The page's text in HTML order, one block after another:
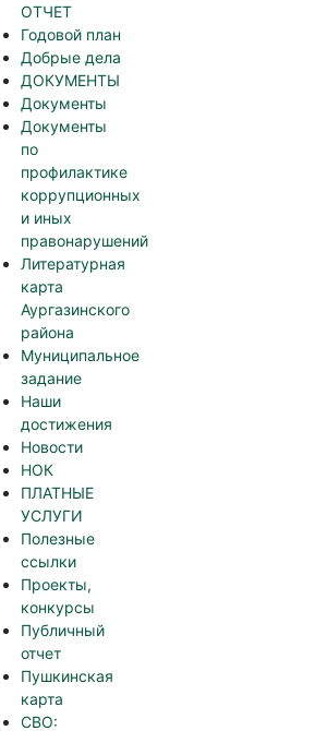
ОТЧЕТ
Годовой план
Добрые дела
ДОКУМЕНТЫ
Документы
Документы
по
профилактике
коррупционных
и иных
правонарушений
Литературная
карта
Аургазинского
района
Муниципальное
задание
Наши
достижения
Новости
НОК
ПЛАТНЫЕ
УСЛУГИ
Полезные
ссылки
Проекты,
конкурсы
Публичный
отчет
Пушкинская
карта
СВО: